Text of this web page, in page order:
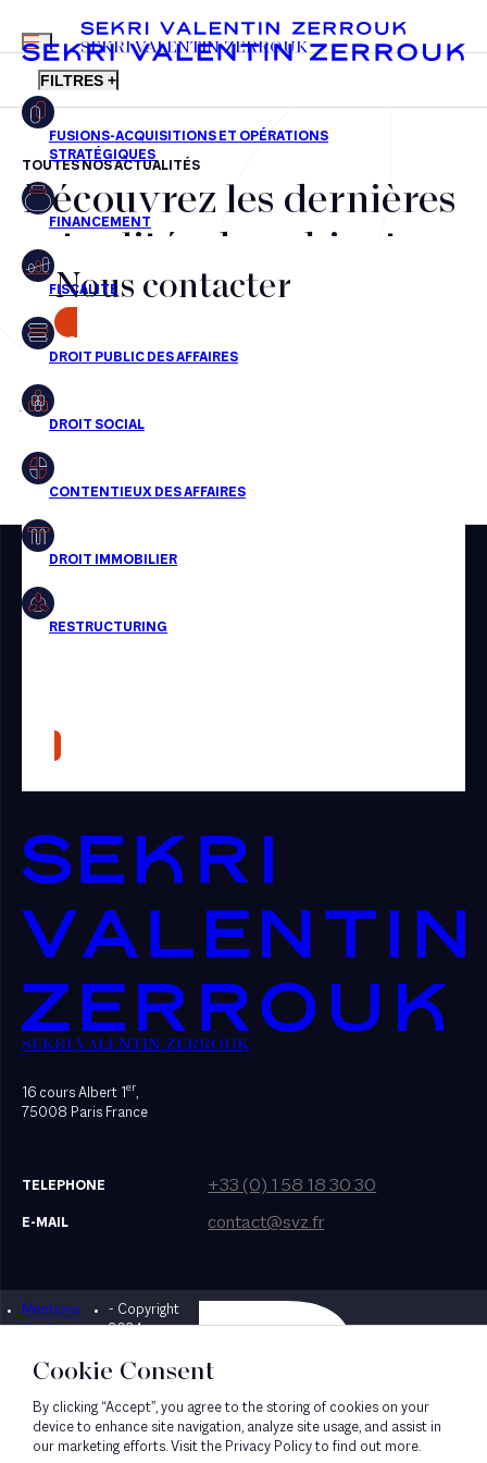
FR EN
MENU
SEKRI VALENTIN ZERROUK
FILTRES +
Fusions-acquisitions et opérations stratégiques
Financement
Fiscalité
Droit public des affaires
Droit social
Droit immobilier
Restructuring
Presse
TOUTES NOS ACTUALITÉS
Découvrez les dernières
actualités du cabinet,
nos récompenses et nos
transactions, jour après
jour
Aucun résultats pour cette recherche
Nous contacter
SEKRI VALENTIN ZERROUK
16 cours Albert 1er,
75008 Paris France
TELEPHONE +33 (0) 1 58 18 30 30
E-MAIL contact@svz.fr
Mentions
légales
- Copyright
2024
Designed by Bonhomme
Cookie Consent
By clicking “Accept”, you agree to the storing of cookies on your
device to enhance site navigation, analyze site usage, and assist in
our marketing efforts. Visit the Privacy Policy to find out more.